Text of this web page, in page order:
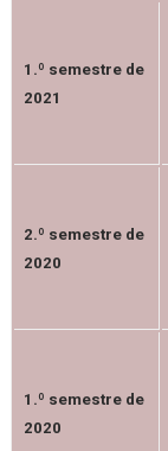
1.º semestre de
2021
2.º semestre de
2020
1.º semestre de
2020